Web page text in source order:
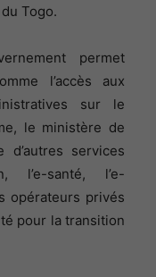
Togo.
permet
l’accès aux
sur le
le ministère de
d’autres services
l’e-santé, l’e-
opérateurs privés
pour la transition